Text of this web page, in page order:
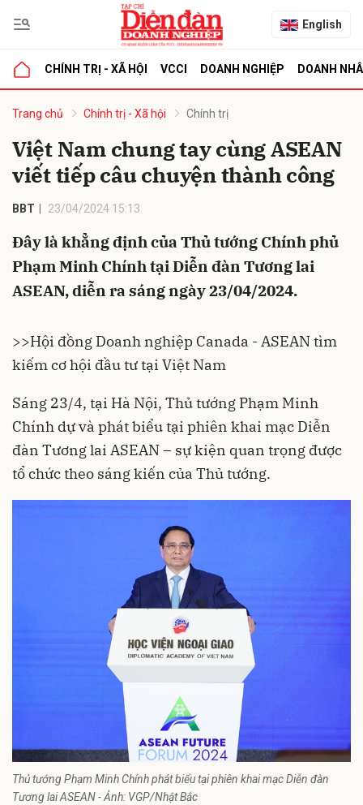
English
CHÍNH TRỊ - XÃ HỘI VCCI DOANH NGHIỆP DOANH
Trang chủ Chính trị - Xã hội Chính trị
Việt Nam chung tay cùng ASEAN
viết tiếp câu chuyện thành công
BBT 23/04/2024 15:13
Đây là khẳng định của Thủ tướng Chính phủ
Phạm Minh Chính tại Diễn đàn Tương lai
ASEAN, diễn ra sáng ngày 23/04/2024.
>>Hội đồng Doanh nghiệp Canada - ASEAN tìm
kiếm cơ hội đầu tư tại Việt Nam
Sáng 23/4, tại Hà Nội, Thủ tướng Phạm Minh
Chính dự và phát biểu tại phiên khai mạc Diễn
đàn Tương lai ASEAN – sự kiện quan trọng được
tổ chức theo sáng kiến của Thủ tướng.
Thủ tướng Phạm Minh Chính phát biểu tại phiên khai mạc Diễn đàn
Tương lai ASEAN - Ảnh: VGP/Nhật Bắc
luận
Hủy